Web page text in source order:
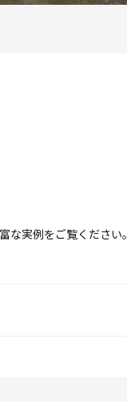
実例をご覧ください。